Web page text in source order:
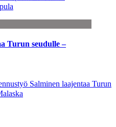
Turun seudulle –
Salminen laajentaa Turun